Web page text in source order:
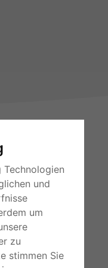
und
um
zu
stimmen Sie